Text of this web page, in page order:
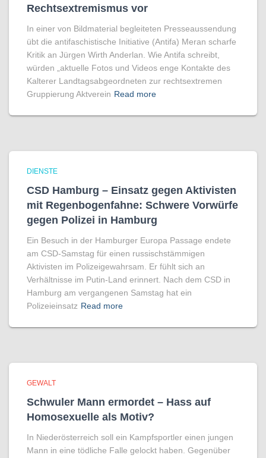
Rechtsextremismus vor
In einer von Bildmaterial begleiteten Presseaussendung
übt die antifaschistische Initiative (Antifa) Meran scharfe
Kritik an Jürgen Wirth Anderlan. Wie Antifa schreibt,
würden „aktuelle Fotos und Videos enge Kontakte des
Kalterer Landtagsabgeordneten zur rechtsextremen
Gruppierung Aktverein Read more
DIENSTE
CSD Hamburg – Einsatz gegen Aktivisten
mit Regenbogen­fahne: Schwere Vorwürfe
gegen Polizei in Hamburg
Ein Besuch in der Hamburger Europa Passage endete
am CSD-Samstag für einen russischstämmigen
Aktivisten im Polizeigewahrsam. Er fühlt sich an
Verhältnisse im Putin-Land erinnert. Nach dem CSD in
Hamburg am vergangenen Samstag hat ein
Polizeieinsatz Read more
GEWALT
Schwuler Mann ermordet – Hass auf
Homo­sexuelle als Motiv?
In Niederösterreich soll ein Kampfsportler einen jungen
Mann in eine tödliche Falle gelockt haben. Gegenüber